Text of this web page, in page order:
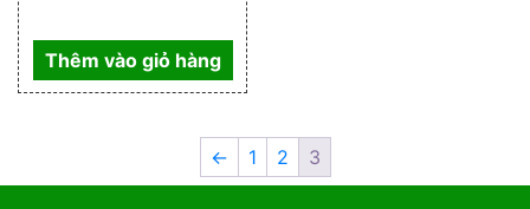
Thêm vào giỏ hàng
← 1 2 3